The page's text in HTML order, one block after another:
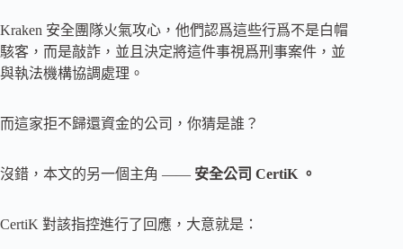
Kraken 安全團隊火氣攻心，他們認爲這些行爲不是白帽
駭客，而是敲詐，並且決定將這件事視爲刑事案件，並
與執法機構協調處理。
而這家拒不歸還資金的公司，你猜是誰？
沒錯，本文的另一個主角 —— 安全公司 CertiK 。
CertiK 對該指控進行了回應，大意就是：